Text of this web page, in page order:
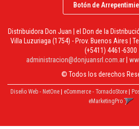
Botón de
Distribuidora Don Juan | el Don de la
Villa Luzuriaga (1754) - Prov. Buenos Aires |
(+5411) 4461-6300
administracion@donjuansrl.com.ar|
© Todos los derechos
Diseño Web - NetOne| eCommerce - TornadoStore|
eMarketingPro